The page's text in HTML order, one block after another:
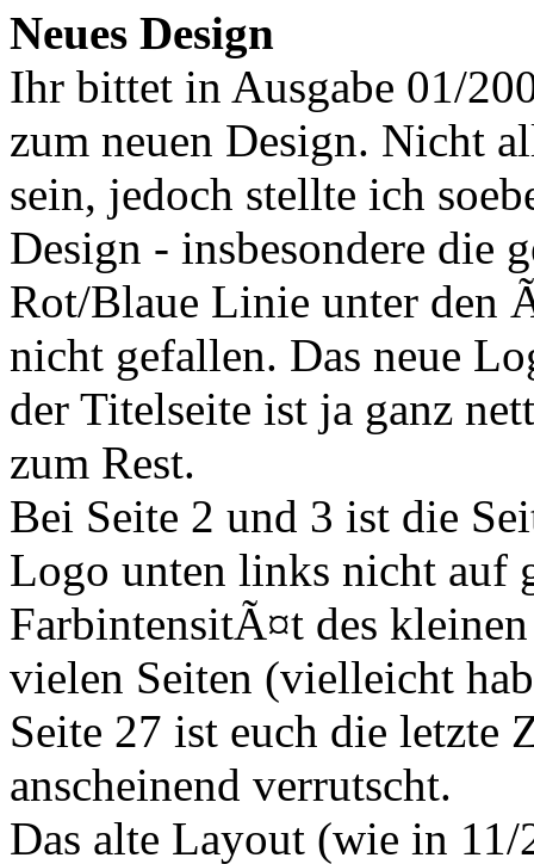
Neues Design
Ihr bittet in Ausgabe 01/
zum neuen Design. Nicht
sein, jedoch stellte ich
Design - insbesondere die
Rot/Blaue Linie unter den
nicht gefallen. Das neue
der Titelseite ist ja ganz
zum Rest.
Bei Seite 2 und 3 ist die
Logo unten links nicht auf
FarbintensitÃ¤t des
vielen Seiten (vielleicht
Seite 27 ist euch die letzte
anscheinend verrutscht.
Das alte Layout (wie in